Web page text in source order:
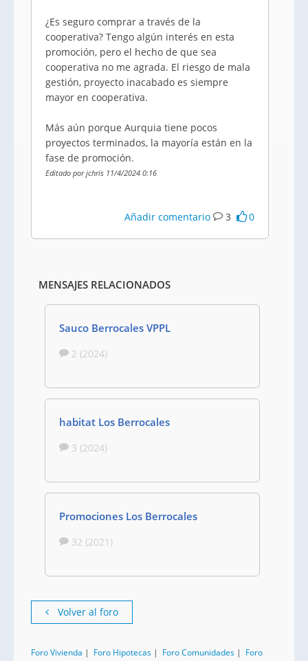
¿Es seguro comprar a través de la
cooperativa? Tengo algún interés en esta
promoción, pero el hecho de que sea
cooperativa no me agrada. El riesgo de mala
gestión, proyecto inacabado es siempre
mayor en cooperativa.
Más aún porque Aurquia tiene pocos
proyectos terminados, la mayoría están en la
fase de promoción.
Editado por jchris 11/4/2024 0:16
Añadir comentario 3 0
MENSAJES RELACIONADOS
Sauco Berrocales VPPL
2 (2024)
habitat Los Berrocales
3 (2024)
Promociones Los Berrocales
32 (2021)
Volver al foro
Foro Vivienda | Foro Hipotecas | Foro Comunidades | Foro